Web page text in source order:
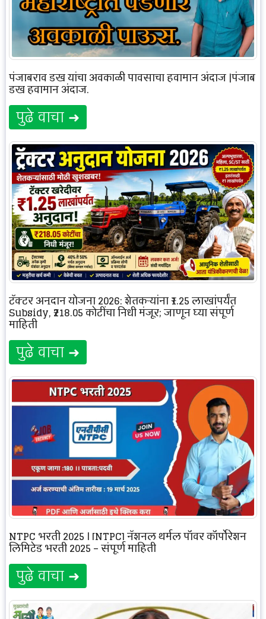
पंजाबराव डख यांचा अवकाळी पावसाचा हवामान अंदाज |पंजाब
डख हवामान अंदाज.
पुढे वाचा ➜
ट्रॅक्टर अनुदान योजना 2026: शेतकऱ्यांना ₹1.25 लाखांपर्यंत
Subsidy, ₹218.05 कोटींचा निधी मंजूर; जाणून घ्या संपूर्ण
माहिती
पुढे वाचा ➜
NTPC भरती 2025 | [NTPC] नॅशनल थर्मल पॉवर कॉर्पोरेशन
लिमिटेड भरती 2025 – संपूर्ण माहिती
पुढे वाचा ➜